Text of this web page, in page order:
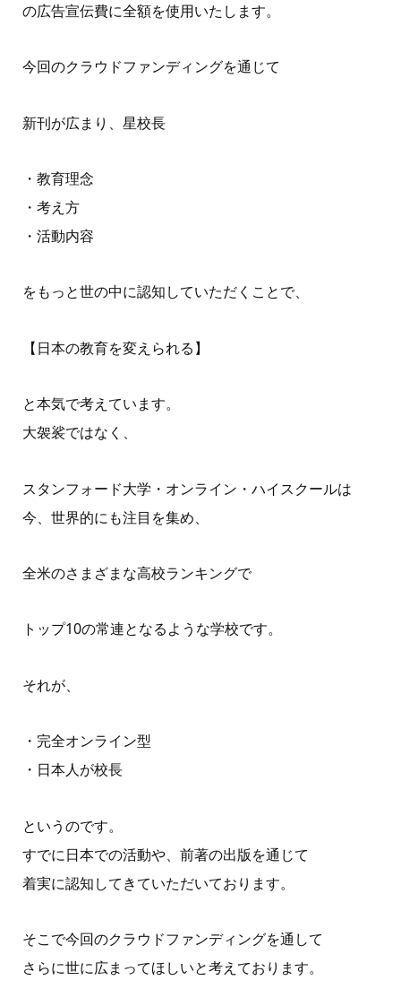
の広告宣伝費に全額を使用いたします。
今回のクラウドファンディングを通じて
新刊が広まり、星校長
・教育理念
・考え方
・活動内容
をもっと世の中に認知していただくことで、
【日本の教育を変えられる】
と本気で考えています。
大袈裟ではなく、
スタンフォード大学・オンライン・ハイスクールは
今、世界的にも注目を集め、
全米のさまざまな高校ランキングで
トップ10の常連となるような学校です。
それが、
・完全オンライン型
・日本人が校長
というのです。
すでに日本での活動や、前著の出版を通じて
着実に認知してきていただいております。
そこで今回のクラウドファンディングを通して
さらに世に広まってほしいと考えております。